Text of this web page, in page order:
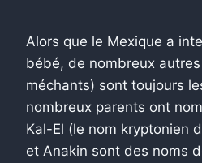
Alors que le Mexique a
bébé, de nombreux
méchants) sont toujours
nombreux parents ont
Kal-El (le nom kryptonien
et Anakin sont des noms